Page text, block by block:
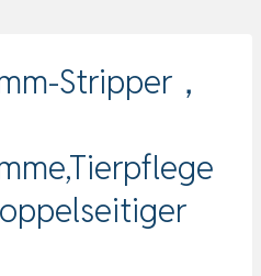
Stripper，